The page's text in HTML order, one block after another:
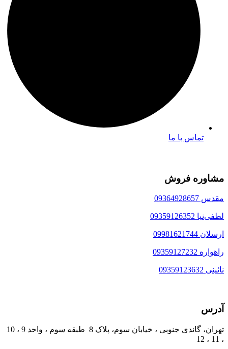
تماس با ما
مشاوره فروش
مقدس 09364928657
لطفی‌نیا 09359126352
ارسلان 09981621744
راهواره 09359127232
نائینی 09359123632
آدرس
تهران، گاندی جنوبی ، خیابان سوم، پلاک 8 طبقه سوم ، واحد 9 ، 10
، 11 ، 12